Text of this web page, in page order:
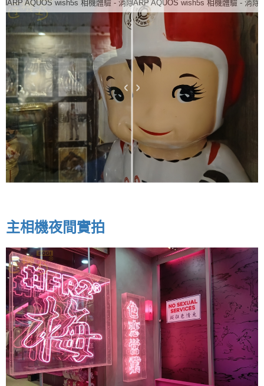
AQUOS wish5s 相機體驗 - 消除前SHARP AQUOS wish5s 相機體驗 - 消除
主相機夜間實拍